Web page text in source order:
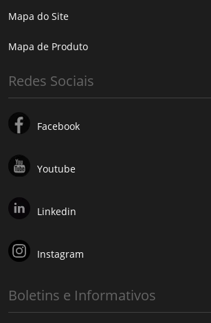
Mapa do Site
Mapa de Produto
Redes Sociais
Facebook
Youtube
Linkedin
Instagram
Boletins e Informativos